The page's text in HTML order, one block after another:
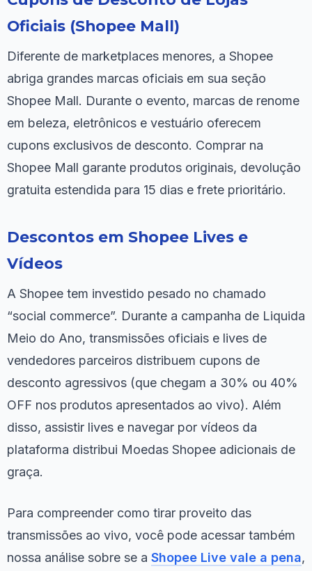
Oficiais (Shopee Mall)
Diferente de marketplaces menores, a Shopee
abriga grandes marcas oficiais em sua seção
Shopee Mall. Durante o evento, marcas de renome
em beleza, eletrônicos e vestuário oferecem
cupons exclusivos de desconto. Comprar na
Shopee Mall garante produtos originais, devolução
gratuita estendida para 15 dias e frete prioritário.
Descontos em Shopee Lives e
Vídeos
A Shopee tem investido pesado no chamado
“social commerce”. Durante a campanha de Liquida
Meio do Ano, transmissões oficiais e lives de
vendedores parceiros distribuem cupons de
desconto agressivos (que chegam a 30% ou 40%
OFF nos produtos apresentados ao vivo). Além
disso, assistir lives e navegar por vídeos da
plataforma distribui Moedas Shopee adicionais de
graça.
Para compreender como tirar proveito das
transmissões ao vivo, você pode acessar também
nossa análise sobre se a Shopee Live vale a pena,